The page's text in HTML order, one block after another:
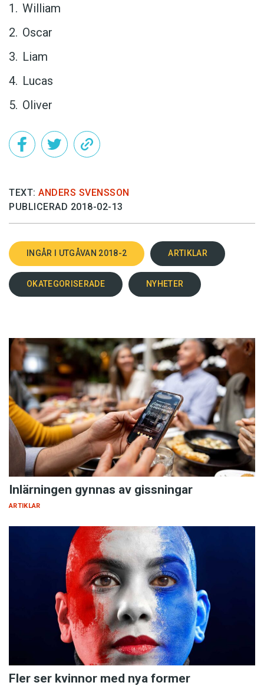
William
Oscar
Liam
Lucas
Oliver
TEXT: ANDERS SVENSSON
PUBLICERAD 2018-02-13
INGÅR I UTGÅVAN 2018-2 ARTIKLAR
OKATEGORISERADE NYHETER
Inlärningen gynnas av gissningar
ARTIKLAR
Fler ser kvinnor med nya former